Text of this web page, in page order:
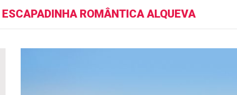
ESCAPADINHA ROMÂNTICA ALQUEVA